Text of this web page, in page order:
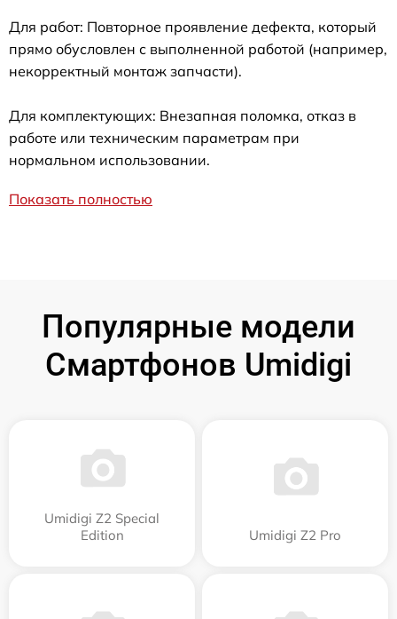
Для работ: Повторное проявление дефекта, который
прямо обусловлен с выполненной работой (например,
некорректный монтаж запчасти).
Для комплектующих: Внезапная поломка, отказ в
работе или техническим параметрам при
нормальном использовании.
Показать полностью
Популярные модели
Смартфонов Umidigi
Umidigi Z2 Special
Edition
Umidigi Z2 Pro